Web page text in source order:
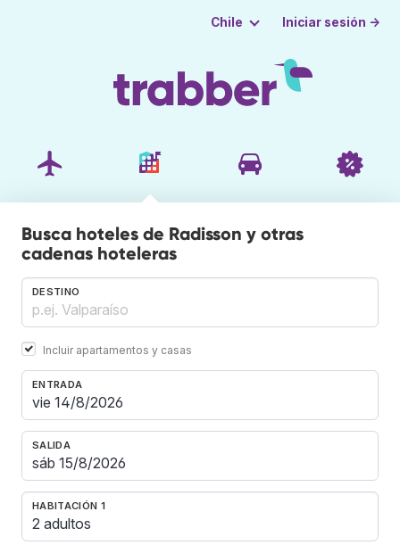
Chile Iniciar sesión →
Busca hoteles de Radisson y otras
cadenas hoteleras
DESTINO
Incluir apartamentos y casas
ENTRADA
SALIDA
HABITACIÓN 1
2 adultos